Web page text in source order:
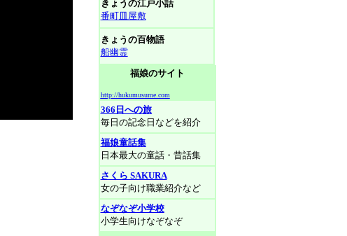
きょうの江戸小話
番町皿屋敷
きょうの百物語
船幽霊
福娘のサイト
http://hukumusume.com
366日への旅
毎日の記念日などを紹介
福娘童話集
日本最大の童話・昔話集
さくら SAKURA
女の子向け職業紹介など
なぞなぞ小学校
小学生向けなぞなぞ